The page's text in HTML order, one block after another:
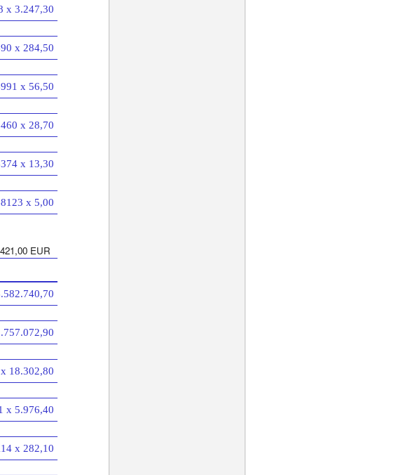
x 3.247,30
x 284,50
x 56,50
x 28,70
x 13,30
x 5,00
EUR
18.302,80
x 5.976,40
x 282,10